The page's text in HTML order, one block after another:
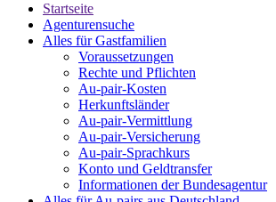
Startseite
Agenturensuche
Alles für Gastfamilien
Voraussetzungen
Rechte und Pflichten
Au-pair-Kosten
Herkunftsländer
Au-pair-Vermittlung
Au-pair-Versicherung
Au-pair-Sprachkurs
Konto und Geldtransfer
Informationen der Bundesagentur